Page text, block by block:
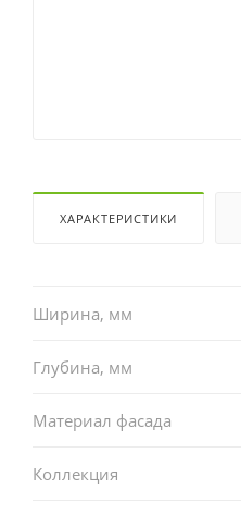
ХАРАКТЕРИСТИКИ
Ширина, мм
Глубина, мм
Материал фасада
Коллекция